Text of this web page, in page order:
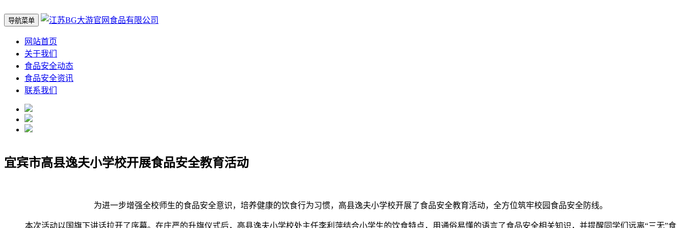
导航菜单
网站首页
关于我们
食品安全动态
食品安全资讯
联系我们
宜宾市高县逸夫小学校开展食品安全教育活动
为进一步增强全校师生的食品安全意识，培养健康的饮食行为习惯，高县逸夫小学校开展了食品安全教育活动，全方位筑牢校园食品安全防线。
本次活动以国旗下讲话拉开了序幕。在庄严的升旗仪式后，高县逸夫小学校处主任李利萍结合小学生的饮食特点，用通俗易懂的语言了食品安全相关知识，并提醒同学们远离“三无”食